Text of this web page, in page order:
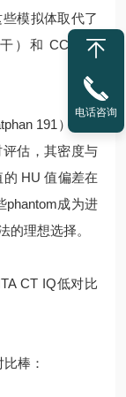
模拟体取代了
）和 CCT191
191）
估，其密度与
HU 值偏差在
phantom成为进
的理想选择。
CT IQ低对比
棒：
电话咨询